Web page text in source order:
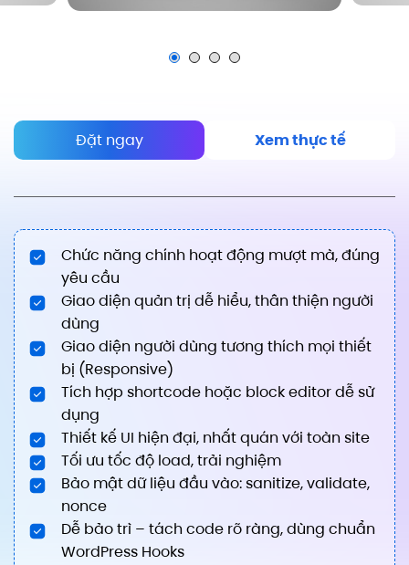
Đặt ngay Xem thực tế
Chức năng chính hoạt động mượt mà, đúng
yêu cầu
Giao diện quản trị dễ hiểu, thân thiện người
dùng
Giao diện người dùng tương thích mọi thiết
bị (Responsive)
Tích hợp shortcode hoặc block editor dễ sử
dụng
Thiết kế UI hiện đại, nhất quán với toàn site
Tối ưu tốc độ load, trải nghiệm
Bảo mật dữ liệu đầu vào: sanitize, validate,
nonce
Dễ bảo trì – tách code rõ ràng, dùng chuẩn
WordPress Hooks